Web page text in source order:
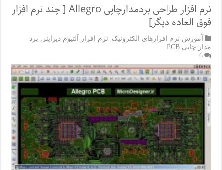
نرم افزار طراحی بردمدارچاپی Allegro [ چند نرم افزار
فوق العاده دیگر]
آموزش نرم افزارهای الکترونیک نرم افزار آلتیوم دیزاینر
برد
مدار چاپی PCB
6